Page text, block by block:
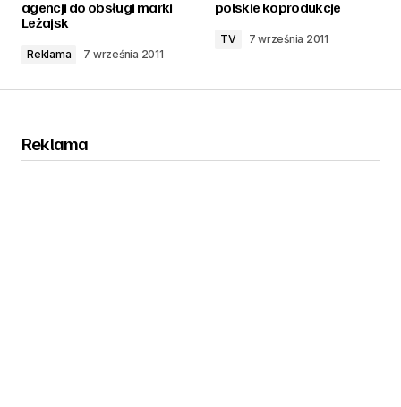
agencji do obsługi marki
Leżajsk
Reklama 7 września 2011
polskie koprodukcje
TV 7 września 2011
Reklama